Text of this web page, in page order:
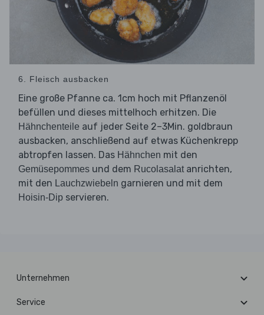
6. Fleisch ausbacken
Eine große Pfanne ca. 1cm hoch mit Pflanzenöl
befüllen und dieses mittelhoch erhitzen. Die
Hähnchenteile auf jeder Seite 2–3Min. goldbraun
ausbacken, anschließend auf etwas Küchenkrepp
abtropfen lassen. Das Hähnchen mit den
Gemüsepommes und dem Rucolasalatanrichten,
mit den Lauchzwiebeln garnieren und mit dem
Hoisin-Dip servieren.
Unternehmen
Service